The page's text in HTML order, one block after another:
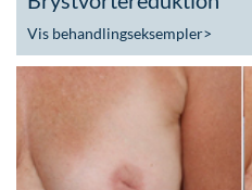
Vis behandlingseksempler>